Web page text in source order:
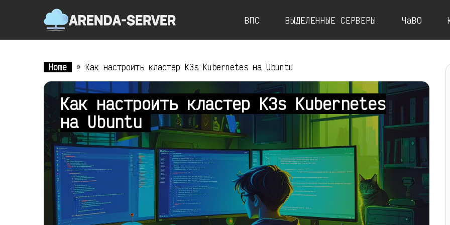
ВПС ВЫДЕЛЕННЫЕ СЕРВЕРЫ ЧаВО
Home » Как настроить кластер K3s Kubernetes на Ubuntu
Как настроить кластер K3s Kubernetes
на Ubuntu